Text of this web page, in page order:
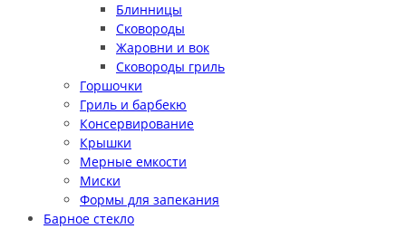
Блинницы
Сковороды
Жаровни и вок
Сковороды гриль
Горшочки
Гриль и барбекю
Консервирование
Крышки
Мерные емкости
Миски
Формы для запекания
Барное стекло